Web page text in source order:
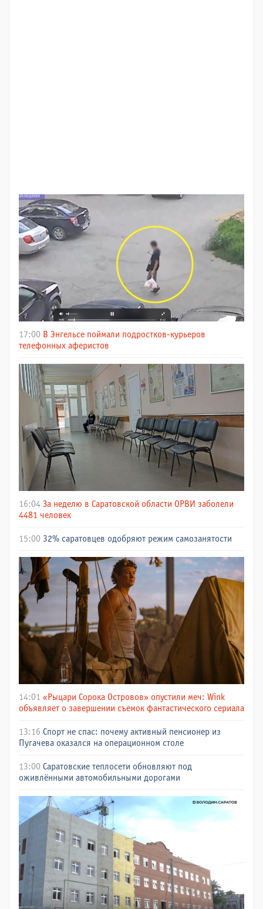
17:00 В Энгельсе поймали подростков-курьеров
телефонных аферистов
16:04 За неделю в Саратовской области ОРВИ заболели
4481 человек
15:00 32% саратовцев одобряют режим самозанятости
14:01 «Рыцари Сорока Островов» опустили меч: Wink
объявляет о завершении съемок фантастического сериала
13:16 Спорт не спас: почему активный пенсионер из
Пугачева оказался на операционном столе
13:00 Саратовские теплосети обновляют под
оживлёнными автомобильными дорогами